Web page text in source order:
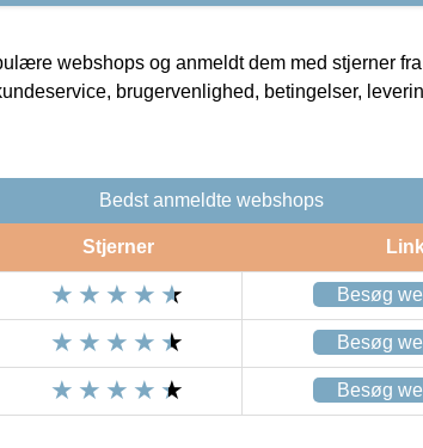
webshops og anmeldt dem med stjerner
brugervenlighed, betingelser,
Bedst anmeldte webshops
Stjerner
Besøg
Besøg
Besøg